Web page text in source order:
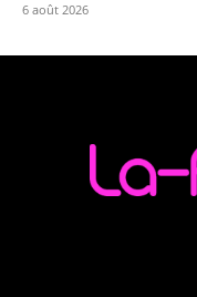
6 août 2026